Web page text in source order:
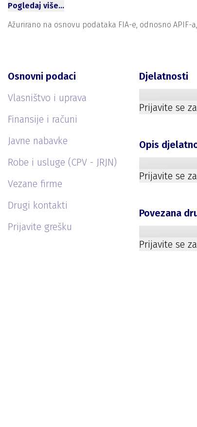
Pogledaj više…
Ažurirano na osnovu podataka FIA-e, odnosno APIF-
Osnovni podaci
Vlasništvo i uprava
Finansije i računi
Javne nabavke
Robe i usluge (CPV - JRJN)
Vezane firme
Drugi kontakti
Prijavite grešku
Djelatnosti
Prijavite se
Opis
Prijavite se
Povezana
Prijavite se